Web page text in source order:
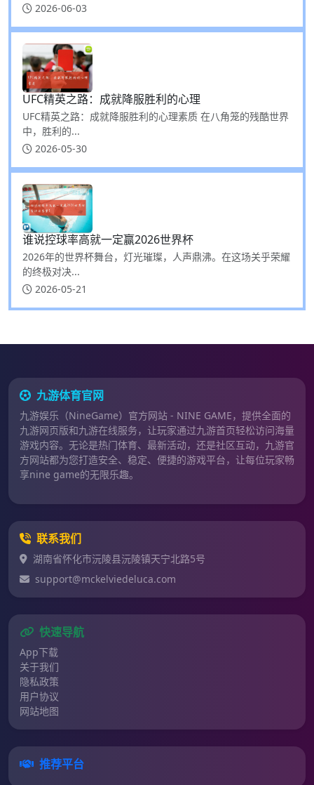
2026-06-03
UFC精英之路：成就降服胜利的心理
UFC精英之路：成就降服胜利的心理素质 在八角笼的残酷世界
中，胜利的...
2026-05-30
谁说控球率高就一定赢2026世界杯
2026年的世界杯舞台，灯光璀璨，人声鼎沸。在这场关乎荣耀
的终极对决...
2026-05-21
九游体育官网
九游娱乐（NineGame）官方网站 - NINE GAME，提供全面的
九游网页版和九游在线服务，让玩家通过九游首页轻松访问海量
游戏内容。无论是热门体育、最新活动，还是社区互动，九游官
方网站都为您打造安全、稳定、便捷的游戏平台，让每位玩家畅
享nine game的无限乐趣。
联系我们
湖南省怀化市沅陵县沅陵镇天宁北路5号
support@mckelviedeluca.com
快速导航
App下载
关于我们
隐私政策
用户协议
网站地图
推荐平台